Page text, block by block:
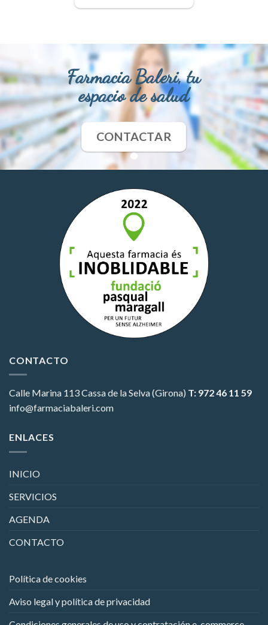
Farmacia Baleri, tu
espacio de salud
CONTACTAR
CONTACTO
Calle Marina 113Cassa de la Selva (Girona) T: 972 46 11 59
info@farmaciabaleri.com
ENLACES
INICIO
SERVICIOS
AGENDA
CONTACTO
Política de cookies
Aviso legal y política de privacidad